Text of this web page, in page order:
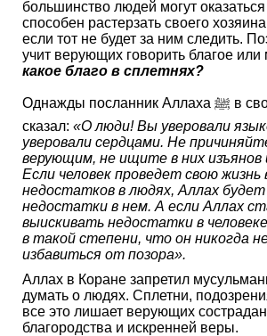
большинство людей могут
способен растерзать своего
если тот не будет за ним следить.
учит верующих говорить благое или
какое благо в сплетнях?
Однажды посланник Аллаха ﷺ в своей проповеди
сказал: «О люди! Вы уверовали
уверовали сердцами. Не
верующим, не ищите в них изъянов
Если человек проведет свою жизнь
недостатков в людях, Аллах
недостатки в нем. А если Аллах
выискивать недостатки в
в такой степени, что он никогда
избавиться от позора».
Аллах в Коране запретил
думать о людях. Сплетни,
все это лишает верующих
благородства и искренней веры.